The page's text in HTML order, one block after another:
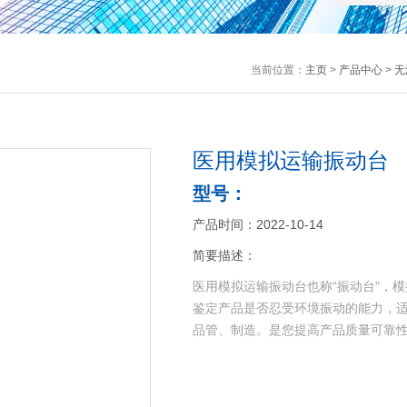
当前位置： 主页> 产品中心>
医用模拟运输振动台
型号：
产品时间：2022-10-14
简要描述：
医用模拟运输振动台也称“振动台"，
鉴定产品是否忍受环境振动的能力，
品管、制造。是您提高产品质量可靠